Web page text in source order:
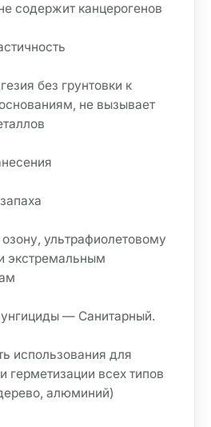
содержит канцерогенов
без грунтовки к
не вызывает
озону, ультрафиолетовому
экстремальным
— Санитарный.
использования для
герметизации всех типов
алюминий)